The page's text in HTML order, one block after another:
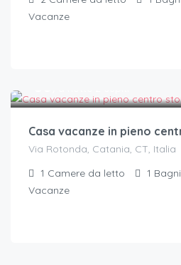
Vacanze
Via Rotonda, Catania, CT, Italia
1 Camere da letto 1 Bagni
Vacanze